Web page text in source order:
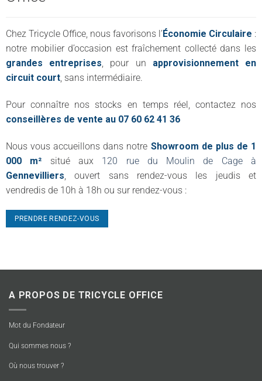
Chez Tricycle Office, nous favorisons l’Économie Circulaire :
notre mobilier d’occasion est fraîchement collecté dans les
grandes entreprises, pour un approvisionnement en
circuit court, sans intermédiaire.
Pour connaître nos stocks en temps réel, contactez nos
conseillères de vente au 07 60 62 41 36
Nous vous accueillons dans notre Showroom de plus de 1
000 m² situé aux 120 rue du Moulin de Cage à
Gennevilliers, ouvert sans rendez-vous les jeudis et
vendredis de 10h à 18h ou sur rendez-vous :
PRENDRE RENDEZ-VOUS
A PROPOS DE TRICYCLE OFFICE
Mot du Fondateur
Qui sommes nous ?
Où nous trouver ?